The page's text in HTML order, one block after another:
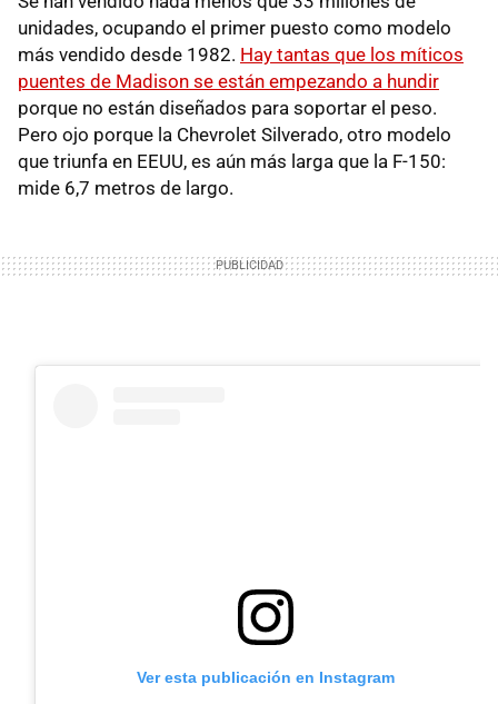
unidades, ocupando el primer puesto como modelo
más vendido desde 1982. Hay tantas que los míticos
puentes de Madison se están empezando a hundir
porque no están diseñados para soportar el peso.
Pero ojo porque la Chevrolet Silverado, otro modelo
que triunfa en EEUU, es aún más larga que la F-150:
mide 6,7 metros de largo.
Ver esta publicación en Instagram